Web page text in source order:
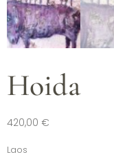
Hoida
420,00 €
Laos